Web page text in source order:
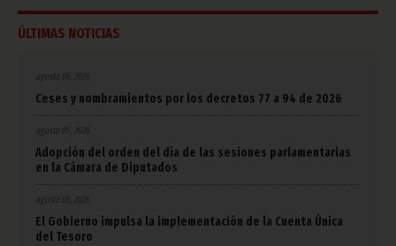
ÚLTIMAS NOTICIAS
agosto 06, 2026
Ceses y nombramientos por los decretos 77 a 94 de 2026
Adopción del orden del día de las sesiones parlamentarias
en la Cámara de Diputados
El Gobierno impulsa la implementación de la Cuenta Única
del Tesoro